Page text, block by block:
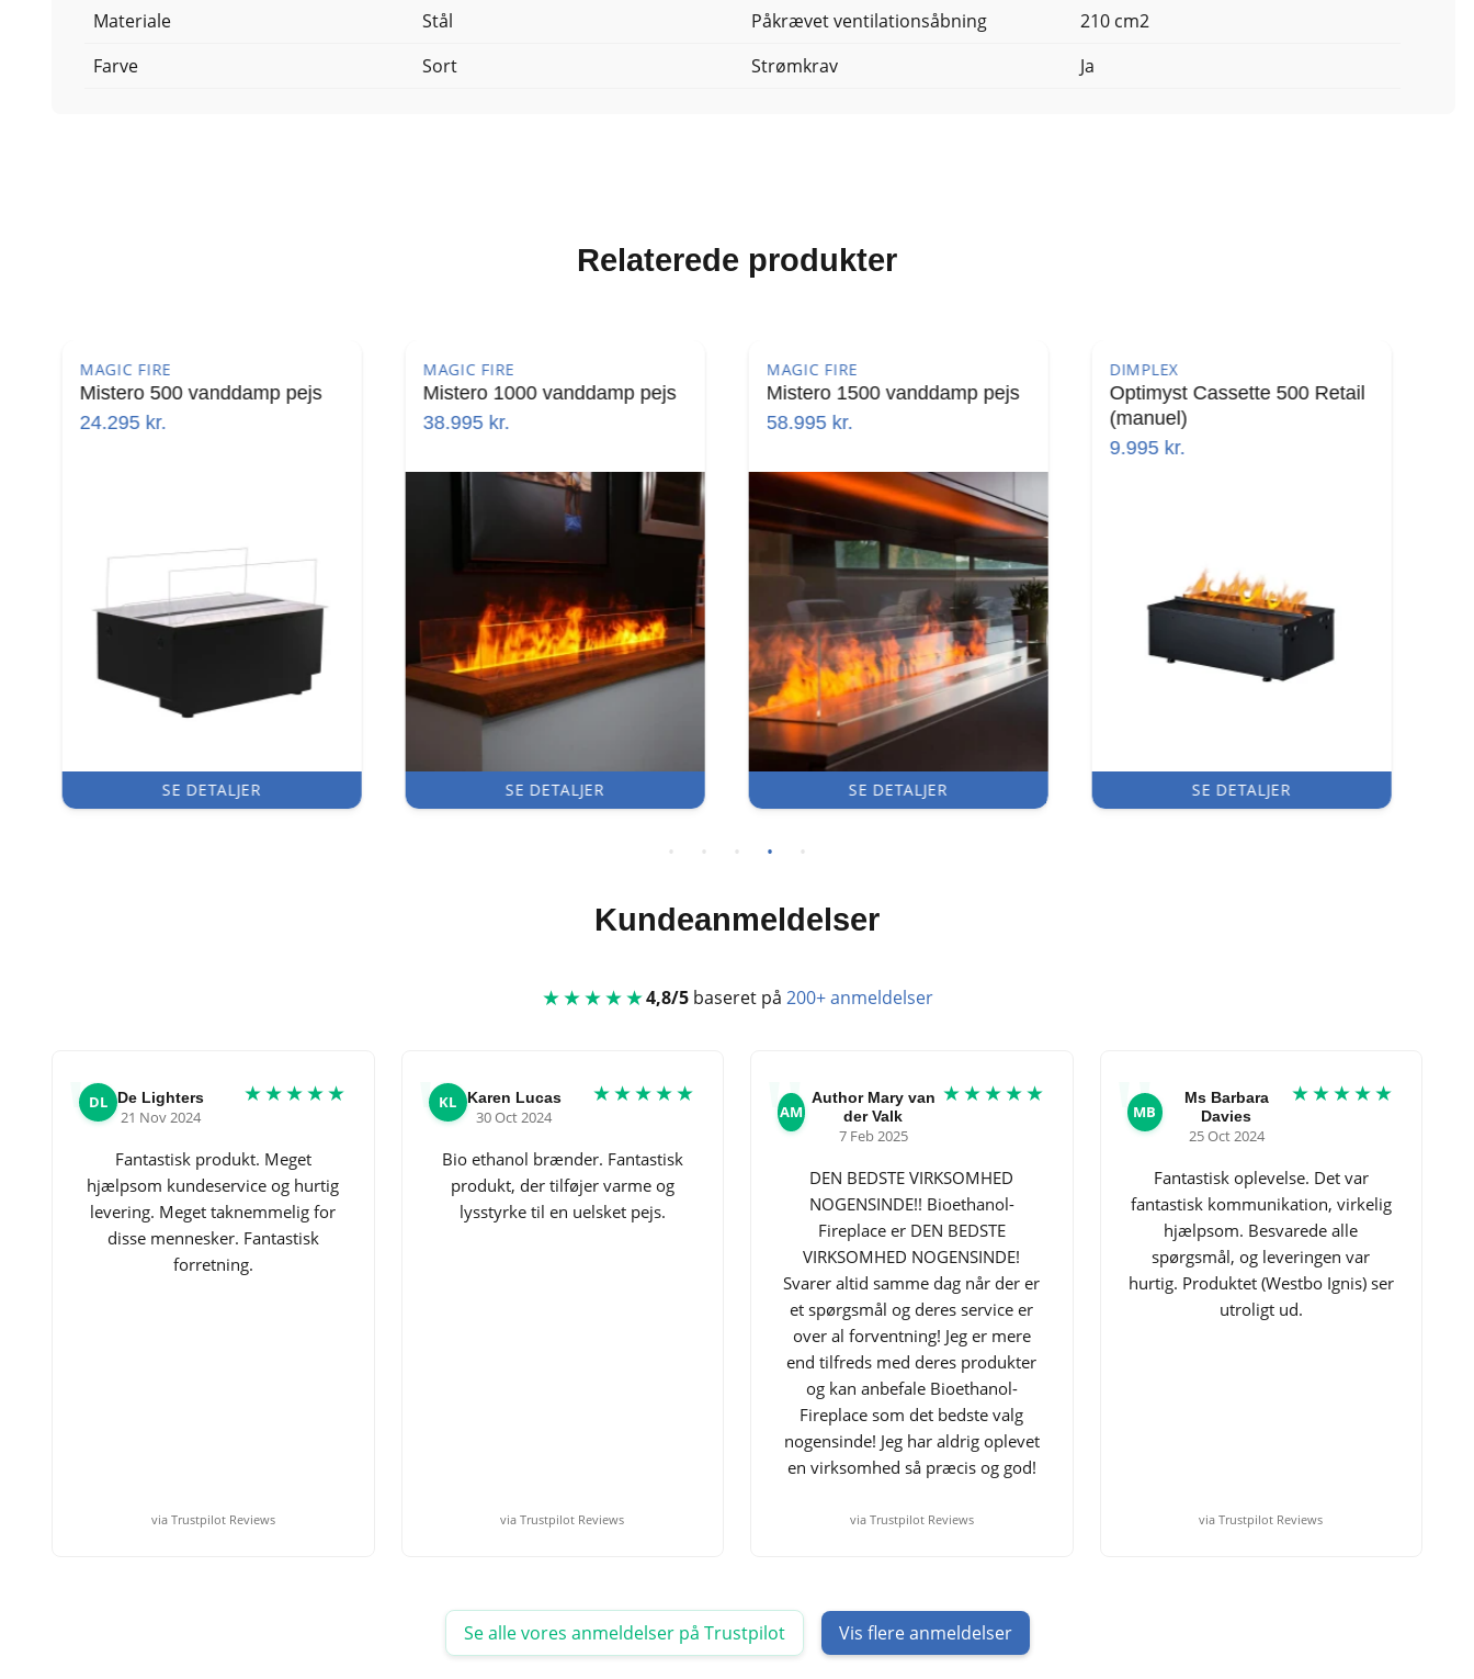
Materiale
Stål
Farve
Sort
Påkrævet ventilationsåbning
210 cm2
Strømkrav
Ja
Relaterede produkter
MAGIC FIRE
Mistero 1000 vanddamp pejs
38.995kr.
SE DETALJER
MAGIC FIRE
Mistero 1500 vanddamp pejs
58.995kr.
SE DETALJER
DIMPLEX
Optimyst Cassette 500 Retail
(manuel)
SE DETALJER
DIMPLEX
Optimyst Cassette 1000
Retail (manuel)
16.495kr.
SE DETALJER
Kundeanmeldelser
★★★★★4,8/5baseret på 200+ anmeldelser
DL De Lighters
21 Nov 2024
★★★★★
Fantastisk produkt. Meget
hjælpsom kundeservice og hurtig
levering. Meget taknemmelig for
disse mennesker. Fantastisk
forretning.
via Trustpilot Reviews
KL Karen Lucas
30 Oct 2024
★★★★★
Bio ethanol brænder. Fantastisk
produkt, der tilføjer varme og
lysstyrke til en uelsket pejs.
via Trustpilot Reviews
AM
Author Mary van
der Valk
7 Feb 2025
★★★★★
DEN BEDSTE VIRKSOMHED
NOGENSINDE!! Bioethanol-
Fireplace er DEN BEDSTE
VIRKSOMHED NOGENSINDE!
Svarer altid samme dag når der er
et spørgsmål og deres service er
over al forventning! Jeg er mere
end tilfreds med deres produkter
og kan anbefale Bioethanol-
Fireplace som det bedste valg
nogensinde! Jeg har aldrig oplevet
en virksomhed så præcis og god!
via Trustpilot Reviews
MB
Ms Barbara
Davies
25 Oct 2024
★★★★★
Fantastisk oplevelse. Det var
fantastisk kommunikation, virkelig
hjælpsom. Besvarede alle
spørgsmål, og leveringen var
hurtig. Produktet (Westbo Ignis) ser
utroligt ud.
via Trustpilot Reviews
Se alle vores anmeldelser på Trustpilot Vis flere anmeldelser